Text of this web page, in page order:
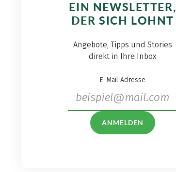
EIN NEWSLETTER,
DER SICH LOHNT
Angebote, Tipps und Stories
direkt in Ihre Inbox
E-Mail Adresse
ANMELDEN